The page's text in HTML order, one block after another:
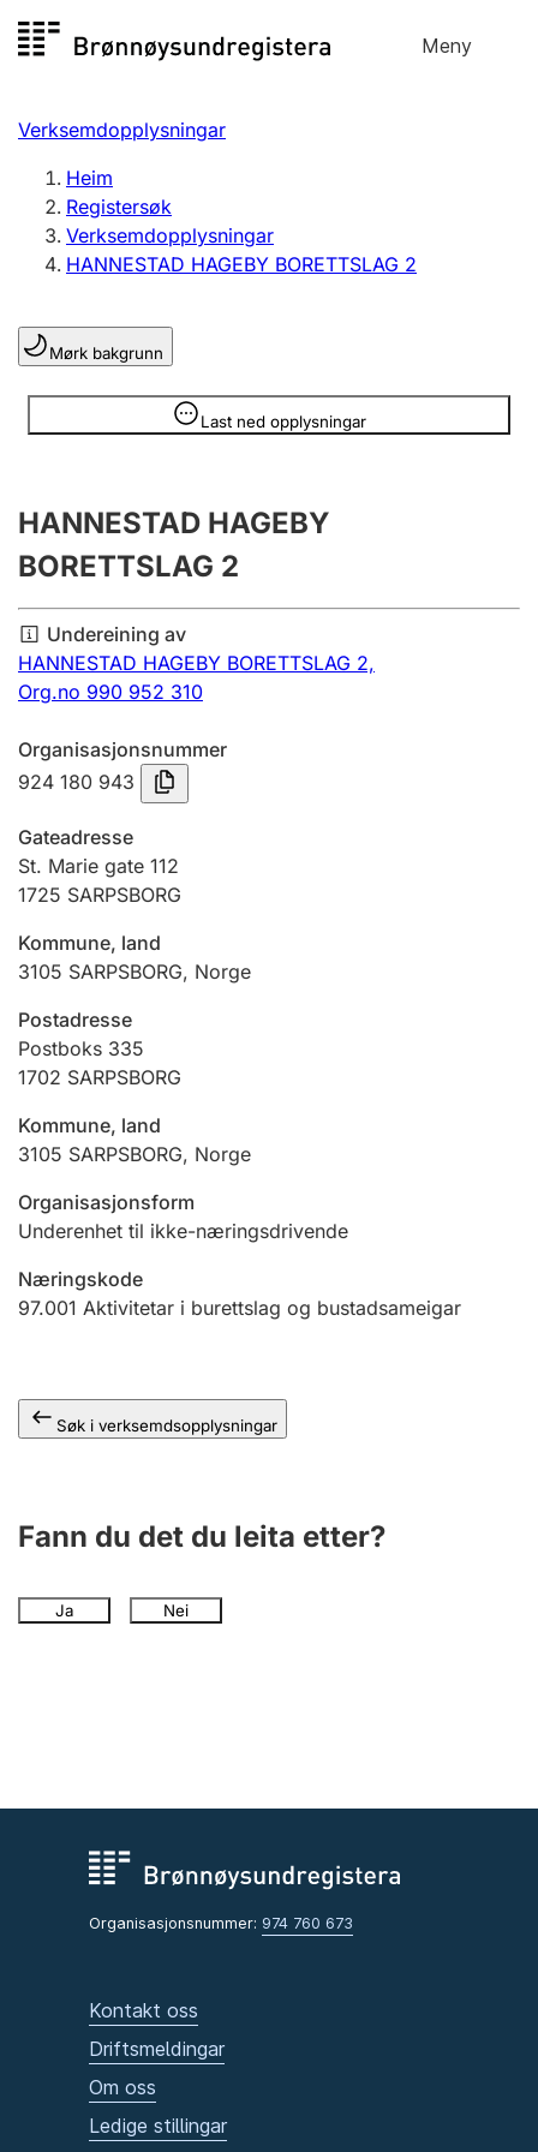
til
Meny
Registersøk
Aksjeselskap
Enkeltpersonføretak
Registrere, endre, slette
Lag og foreining
Registrere, endre, slette
Årsrekneskap
Innsending og forseinkingsgebyr
Tinglysing
Jeger
Ektepaktrettleiaren
Verksemdopplysningar
Heim
Registersøk
Verksemdopplysningar
HANNESTAD HAGEBY BORETTSLAG 2
Mørk bakgrunn
Last ned opplysningar
Opplysninger er skjult
HANNESTAD HAGEBY
BORETTSLAG 2
Undereining av
HANNESTAD HAGEBY BORETTSLAG 2,
Org.no 990 952 310
Organisasjonsnummer
924 180 943
Gateadresse
St. Marie gate 112
1725 SARPSBORG
Kommune, land
3105 SARPSBORG, Norge
Postadresse
Postboks 335
1702 SARPSBORG
Kommune, land
3105 SARPSBORG, Norge
Organisasjonsform
Underenhet til ikke-næringsdrivende
Næringskode
97.001 Aktivitetar i burettslag og bustadsameigar
Søk i verksemdsopplysningar
Fann du det du leita etter?
Ja Nei
Organisasjonsnummer: 974 760 673
Kontakt oss
Driftsmeldingar
Om oss
Ledige stillingar